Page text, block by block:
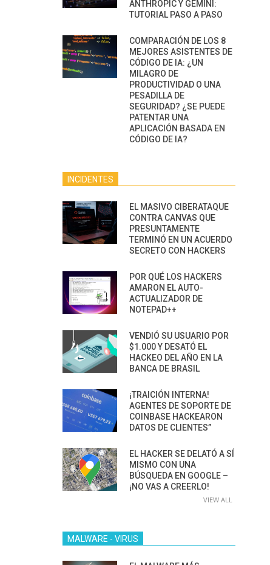
ANTHROPIC Y GEMINI:
TUTORIAL PASO A PASO
COMPARACIÓN DE LOS 8
MEJORES ASISTENTES DE
CÓDIGO DE IA: ¿UN
MILAGRO DE
PRODUCTIVIDAD O UNA
PESADILLA DE
SEGURIDAD? ¿SE PUEDE
PATENTAR UNA
APLICACIÓN BASADA EN
CÓDIGO DE IA?
INCIDENTES
EL MASIVO CIBERATAQUE
CONTRA CANVAS QUE
PRESUNTAMENTE
TERMINÓ EN UN ACUERDO
SECRETO CON HACKERS
POR QUÉ LOS HACKERS
AMARON EL AUTO-
ACTUALIZADOR DE
NOTEPAD++
VENDIÓ SU USUARIO POR
$1.000 Y DESATÓ EL
HACKEO DEL AÑO EN LA
BANCA DE BRASIL
¡TRAICIÓN INTERNA!
AGENTES DE SOPORTE DE
COINBASE HACKEARON
DATOS DE CLIENTES”
EL HACKER SE DELATÓ A SÍ
MISMO CON UNA
BÚSQUEDA EN GOOGLE –
¡NO VAS A CREERLO!
VIEW ALL
MALWARE - VIRUS